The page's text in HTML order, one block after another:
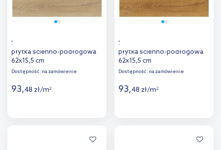
Stargres Canadian Cream
płytka ścienno-podłogowa
62x15,5 cm
Dostępność: na zamówienie
93,48 zł/m2
Stargres Canadian Honey
płytka ścienno-podłogowa
62x15,5 cm
Dostępność: na zamówienie
93,48 zł/m2